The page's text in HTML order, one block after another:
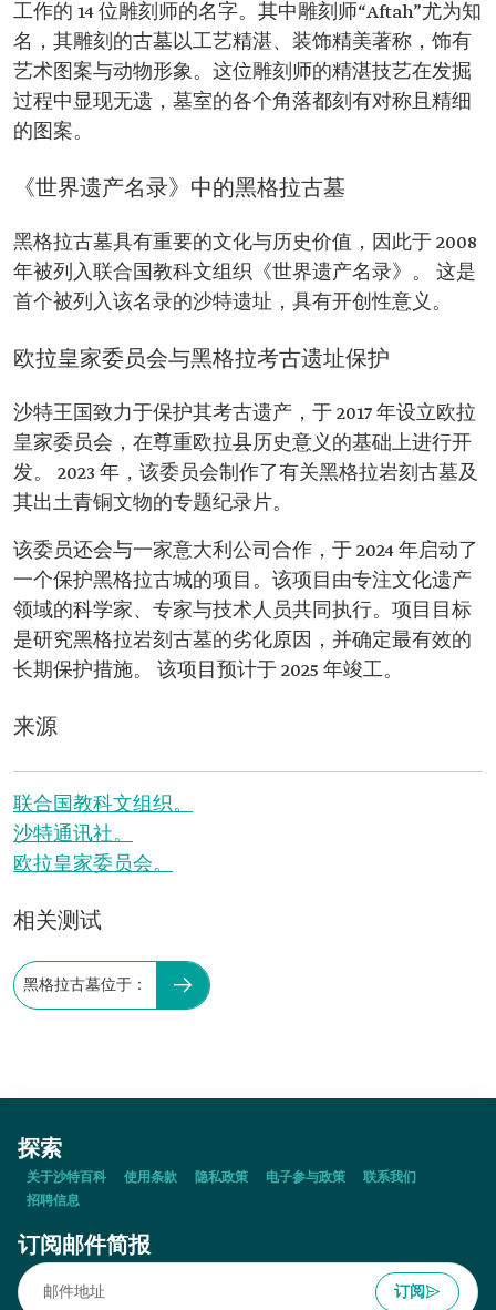
工作的 14 位雕刻师的名字。其中雕刻师“Aftah”尤为知
名，其雕刻的古墓以工艺精湛、装饰精美著称，饰有
艺术图案与动物形象。这位雕刻师的精湛技艺在发掘
过程中显现无遗，墓室的各个角落都刻有对称且精细
的图案。
《世界遗产名录》中的黑格拉古墓
黑格拉古墓具有重要的文化与历史价值，因此于 2008
年被列入联合国教科文组织《世界遗产名录》。 这是
首个被列入该名录的沙特遗址，具有开创性意义。
欧拉皇家委员会与黑格拉考古遗址保护
沙特王国致力于保护其考古遗产，于 2017 年设立欧拉
皇家委员会，在尊重欧拉县历史意义的基础上进行开
发。 2023 年，该委员会制作了有关黑格拉岩刻古墓及
其出土青铜文物的专题纪录片。
该委员还会与一家意大利公司合作，于 2024 年启动了
一个保护黑格拉古城的项目。该项目由专注文化遗产
领域的科学家、专家与技术人员共同执行。项目目标
是研究黑格拉岩刻古墓的劣化原因，并确定最有效的
长期保护措施。 该项目预计于 2025 年竣工。
来源
联合国教科文组织。
沙特通讯社。
欧拉皇家委员会。
相关测试
黑格拉古墓位于：
探索
关于沙特百科 使用条款 隐私政策 电子参与政策
联系我们
招聘信息
订阅邮件简报
订阅